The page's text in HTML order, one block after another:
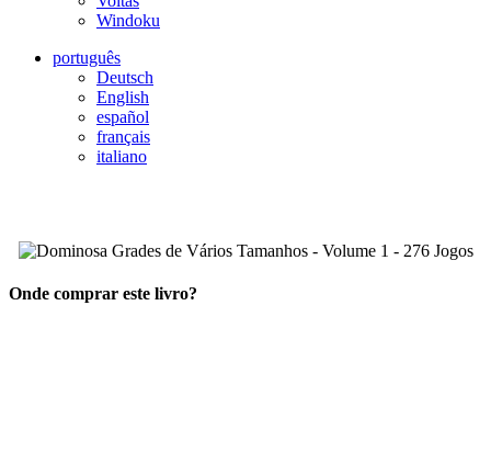
Windoku
português
Deutsch
English
español
français
italiano
Onde comprar este livro?